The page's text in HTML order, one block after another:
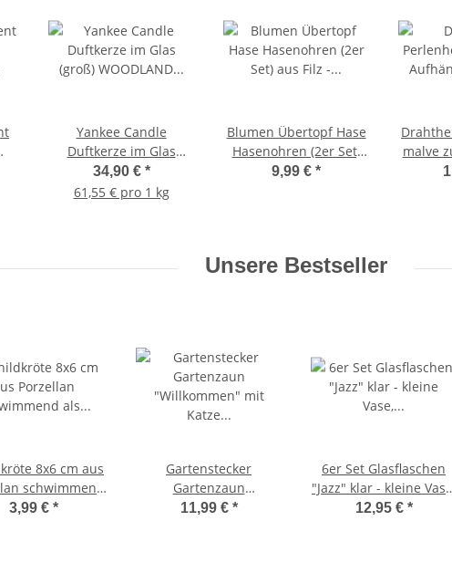
Yankee Candle
Duftkerze im Glas
(groß) WOODLAND
SPICE - Winterkollektion
34,90 € *
61,55 € pro 1 kg
Blumen Übertopf Hase
Hasenohren (2er Set)
aus Filz - Osterdeko,9,99 € *
malve
11 x
Unsere Bestseller
8x6 cm aus
schwimmend
Deko - Deko
3,99 € *
Gartenstecker
Gartenzaun
"Willkommen" mit
11,99 € *
6er Set Glasflaschen
"Jazz" klar - kleine
Tischdekoration,
12,95 € *